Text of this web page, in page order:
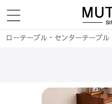
ローテーブル・センターテーブル